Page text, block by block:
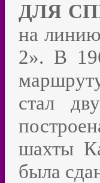
ДЛЯ
на
2». В
стал
шахты
была